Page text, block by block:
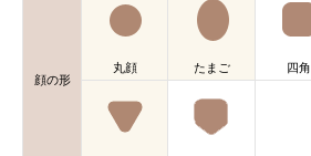
顔の形
丸顔 たまご 四角